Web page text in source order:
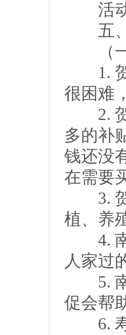
活动
五、
（一
1. 贺
很困难
2. 贺
多的补
钱还没
在需要
3. 贺
植、养
4. 南
人家过
5. 南
促会帮
6. 寿